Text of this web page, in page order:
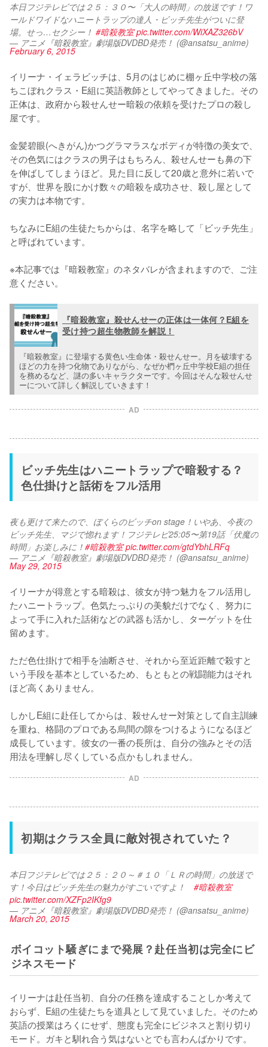
本日フジテレビでは２５：３０〜「大人の時間」の放送です！ワ
ールドワイドなハニートラップの達人・ビッチ先生がついに登
場。せっ…セクシー！ #暗殺教室 pic.twitter.com/WiXAZ326bV
— アニメ『暗殺教室』劇場版DVDBD発売！ (@ansatsu_anime)
February 6, 2015
イリーナ・イェラビッチは、5月のはじめに棚ヶ丘中学校の落
ちこぼれクラス・E組に英語教師としてやってきました。その
正体は、政府から殺せんせー暗殺の依頼を受けたプロの殺し
屋です。
金髪碧眼(へきがん)かつグラマラスなボディが特徴の美女で、
その色気にはクラスの男子はもちろん、殺せんせーも鼻の下
を伸ばしてしまうほど。見た目に反して20歳と意外に若いで
すが、世界を股にかけ数々の暗殺を成功させ、殺し屋として
の実力は本物です。
ちなみにE組の生徒たちからは、名字を略して「ビッチ先生」
と呼ばれています。
※本記事では『暗殺教室』のネタバレが含まれますので、ご注
意ください。
『暗殺教室』殺せんせーの正体は一体何？E組を
受け持つ超生物教師を解説！
『暗殺教室』に登場する黄色い生命体・殺せんせー。月を破壊する
ほどの力を持つ化物でありながら、なぜか椚ヶ丘中学校E組の担任
を務めるなど、謎の多いキャラクターです。今回はそんな殺せんせ
ーについて詳しく解説していきます！
AD
ビッチ先生はハニートラップで暗殺する？
色仕掛けと話術をフル活用
夜も更けて来たので、ぼくらのビッチon stage！いやあ、今夜の
ビッチ先生、マジで惚れます！フジテレビ25:05〜第19話「伏魔の
時間」お楽しみに！ #暗殺教室 pic.twitter.com/gtdYbhLRFq
— アニメ『暗殺教室』劇場版DVDBD発売！ (@ansatsu_anime)
May 29, 2015
イリーナが得意とする暗殺は、彼女が持つ魅力をフル活用し
たハニートラップ。色気たっぷりの美貌だけでなく、努力に
よって手に入れた話術などの武器も活かし、ターゲットを仕
留めます。
ただ色仕掛けで相手を油断させ、それから至近距離で殺すと
いう手段を基本としているため、もともとの戦闘能力はそれ
ほど高くありません。
しかしE組に赴任してからは、殺せんせー対策として自主訓練
を重ね、格闘のプロである烏間の隙をつけるようになるほど
成長しています。彼女の一番の長所は、自分の強みとその活
用法を理解し尽くしている点かもしれません。
AD
初期はクラス全員に敵対視されていた？
本日フジテレビでは２５：２０～＃１０「ＬＲの時間」の放送で
す！今日はビッチ先生の魅力がすごいですよ！ #暗殺教室
pic.twitter.com/XZFp2IKfg9
— アニメ『暗殺教室』劇場版DVDBD発売！ (@ansatsu_anime)
March 20, 2015
ボイコット騒ぎにまで発展？赴任当初は完全にビ
ジネスモード
イリーナは赴任当初、自分の任務を達成することしか考えて
おらず、E組の生徒たちを道具として見ていました。そのため
英語の授業はろくにせず、態度も完全にビジネスと割り切り
モード。ガキと馴れ合う気はないとでも言わんばかりです。